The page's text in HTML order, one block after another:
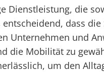
Dienstleistung, die
dass
Unternehmen und
die Mobilität zu
um den